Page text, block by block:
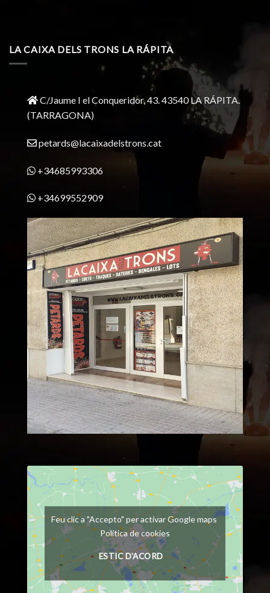
LA CAIXA DELS TRONS LA RÁPITA
C/Jaume I el Conqueridor, 43.43540 LA RÁPITA.
(TARRAGONA)
petards@lacaixadelstrons.cat
+34685993306
+34699552909
Feu clic a "Accepto" per activar Google maps
Política de cookies
ESTIC D'ACORD